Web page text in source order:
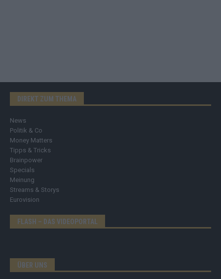
DIREKT ZUM THEMA
News
Politik & Co
Money Matters
Tipps & Tricks
Brainpower
Specials
Meinung
Streams & Storys
Eurovision
FLASH – DAS VIDEOPORTAL
ÜBER UNS